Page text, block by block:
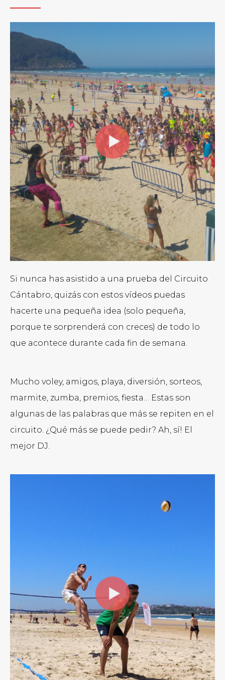
Si nunca has asistido a una prueba del Circuito
Cántabro, quizás con estos vídeos puedas
hacerte una pequeña idea (solo pequeña,
porque te sorprenderá con creces) de todo lo
que acontece durante cada fin de semana.
Mucho voley, amigos, playa, diversión, sorteos,
marmite, zumba, premios, fiesta… Estas son
algunas de las palabras que más se repiten en el
circuito. ¿Qué más se puede pedir? Ah, sí! El
mejor DJ.